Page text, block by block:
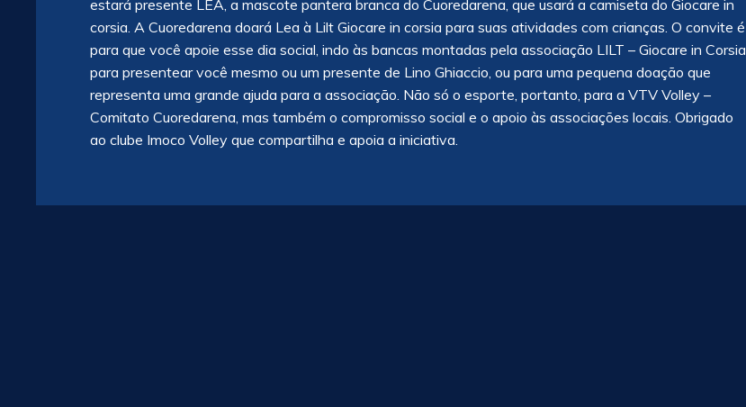
estará presente LEA, a mascote pantera branca do Cuoredarena, que usará a camiseta do Giocare in
corsia. A Cuoredarena doará Lea à Lilt Giocare in corsia para suas atividades com crianças. O convite é
para que você apoie esse dia social, indo às bancas montadas pela associação LILT – Giocare in Corsia
para presentear você mesmo ou um presente de Lino Ghiaccio, ou para uma pequena doação que
representa uma grande ajuda para a associação. Não só o esporte, portanto, para a VTV Volley –
Comitato Cuoredarena, mas também o compromisso social e o apoio às associações locais. Obrigado
ao clube Imoco Volley que compartilha e apoia a iniciativa.